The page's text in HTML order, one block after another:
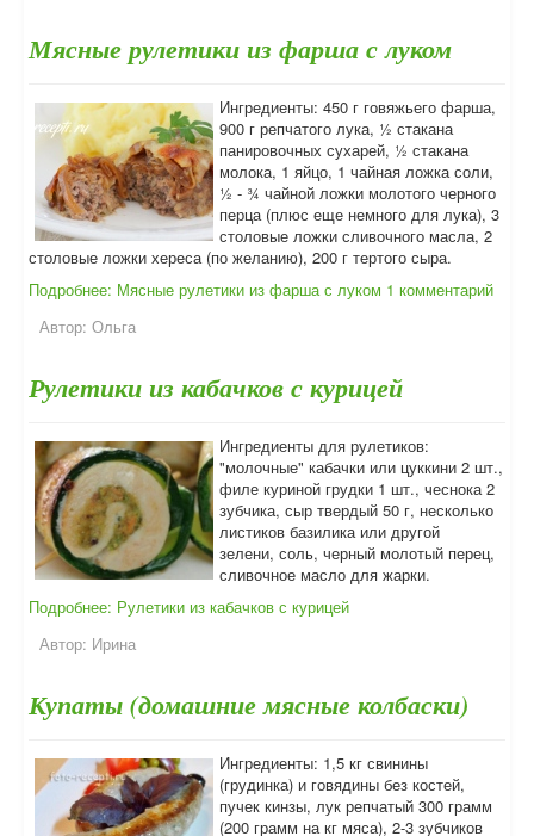
Мясные рулетики из фарша с луком
Ингредиенты: 450 г говяжьего фарша,
900 г репчатого лука, ½ стакана
панировочных сухарей, ½ стакана
молока, 1 яйцо, 1 чайная ложка соли,
½ - ¾ чайной ложки молотого черного
перца (плюс еще немного для лука), 3
столовые ложки сливочного масла, 2
столовые ложки хереса (по желанию), 200 г тертого сыра.
Подробнее: Мясные рулетики из фарша с луком 1 комментарий
Автор: Ольга
Рулетики из кабачков с курицей
Ингредиенты для рулетиков:
"молочные" кабачки или цуккини 2 шт.,
филе куриной грудки 1 шт., чеснока 2
зубчика, сыр твердый 50 г, несколько
листиков базилика или другой
зелени, соль, черный молотый перец,
сливочное масло для жарки.
Подробнее: Рулетики из кабачков с курицей
Автор: Ирина
Купаты (домашние мясные колбаски)
Ингредиенты: 1,5 кг свинины
(грудинка) и говядины без костей,
пучек кинзы, лук репчатый 300 грамм
(200 грамм на кг мяса), 2-3 зубчиков